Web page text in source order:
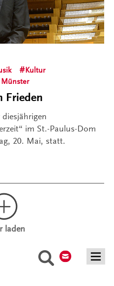
Suche
Kultur
Frieden
im St.-Paulus-Dom
20. Mai, statt.
laden